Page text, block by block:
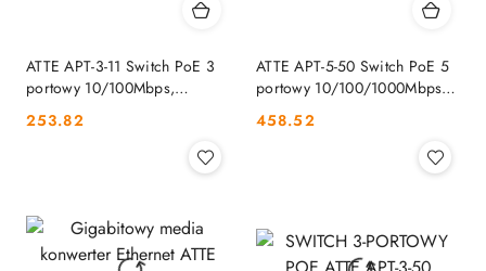
ATTE APT-3-11 Switch PoE 3
portowy 10/100Mbps,
Cena:
253.82
ATTE APT-5-50 Switch PoE 5
portowy 10/100/1000Mbps,
Cena:
458.52